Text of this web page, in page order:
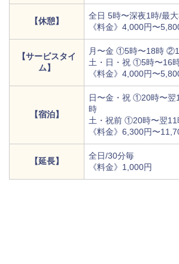
【休憩】
全日 5時〜深夜1時/最
《料金》4,000円〜
【サービスタイ
ム】
月〜金 ①5時〜18時
土・日・祝 ①5時〜16
《料金》4,000円〜
【宿泊】
日〜金・祝 ①20時〜
時
土・祝前 ①20時〜翌
《料金》6,300円〜
【延長】
全日/30分毎
《料金》1,000円